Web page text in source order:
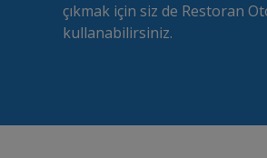
çıkmak için siz de Restoran
kullanabilirsiniz.